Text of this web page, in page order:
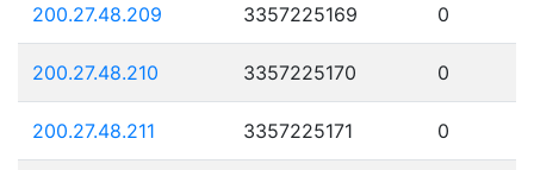
200.27.48.209 3357225169 0
200.27.48.210 3357225170 0
200.27.48.211 3357225171 0